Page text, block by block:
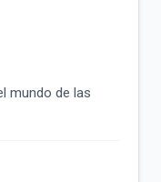
mundo de las